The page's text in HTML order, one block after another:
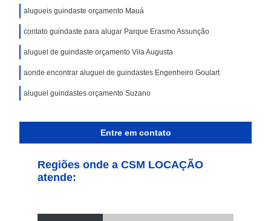
alugueis guindaste orçamento Mauá
contato guindaste para alugar Parque Erasmo Assunção
aluguel de guindaste orçamento Vila Augusta
aonde encontrar aluguel de guindastes Engenheiro Goulart
aluguel guindastes orçamento Suzano
Entre em contato
Regiões onde a CSM LOCAÇÃO
atende: